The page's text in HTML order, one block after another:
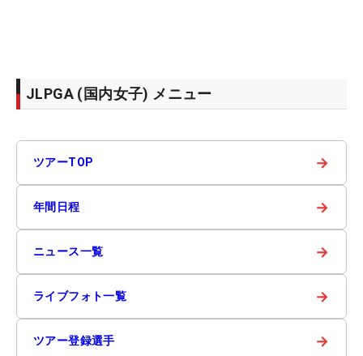
JLPGA (国内女子) メニュー
ツアーTOP →
年間日程 →
ニュース一覧 →
ライブフォト一覧 →
ツアー登録選手 →